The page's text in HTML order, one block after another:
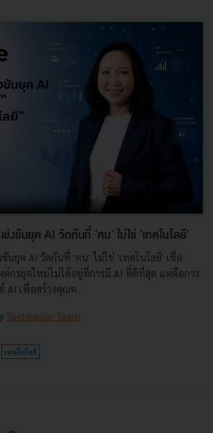
งขันยุค AI วัดกันที่ 'คน' ไม่ใช่ 'เทคโนโลยี'
ขันยุค AI วัดกันที่ 'คน' ไม่ใช่ 'เทคโนโลยี' เชื่อ
ค์กรยุคใหม่ไม่ได้อยู่ที่การมี AI ที่ดีที่สุด แต่คือการ
AI เพื่อสร้างคุณค...
Techsauce Team
เทคโนโลยี